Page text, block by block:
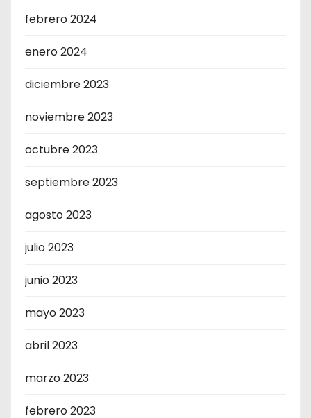
febrero 2024
enero 2024
diciembre 2023
noviembre 2023
octubre 2023
septiembre 2023
agosto 2023
julio 2023
junio 2023
mayo 2023
abril 2023
marzo 2023
febrero 2023